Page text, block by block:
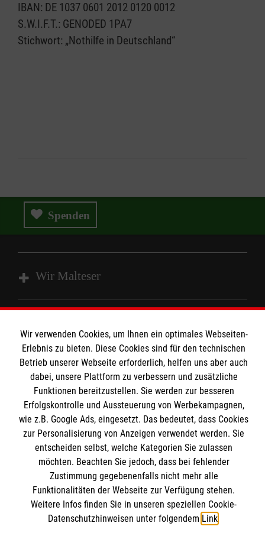
IBAN: DE 1037 0601 2012 0120 0012
S.W.I.F.T.: GENODED 1PA7
Stichwort: „Nothilfe in Deutschland“
Spenden
Wir Malteser
Angebote und Leistungen
Unsere Kurse
Mitarbeiten
Wir Malteser
Informationen
Kontakt
Pressestelle
Impressum
Datenschutz
Malteser online
Malteserorden
Malteser Jugend
Malteser International
Sharepoint
Spendenkonto
Empfänger: Malteser Hilfsdienst e.V.
Wir verwenden Cookies, um Ihnen ein optimales Webseiten-
Erlebnis zu bieten. Diese Cookies sind für den technischen
Betrieb unserer Webseite erforderlich, helfen uns aber auch
dabei, unsere Plattform zu verbessern und zusätzliche
Funktionen bereitzustellen. Sie werden zur besseren
Erfolgskontrolle und Aussteuerung von Werbekampagnen,
wie z.B. Google Ads, eingesetzt. Das bedeutet, dass Cookies
zur Personalisierung von Anzeigen verwendet werden. Sie
entscheiden selbst, welche Kategorien Sie zulassen
möchten. Beachten Sie jedoch, dass bei fehlender
Zustimmung gegebenenfalls nicht mehr alle
Funktionalitäten der Webseite zur Verfügung stehen.
Weitere Infos finden Sie in unseren speziellen Cookie-
Datenschutzhinweisen unter folgendem Link.